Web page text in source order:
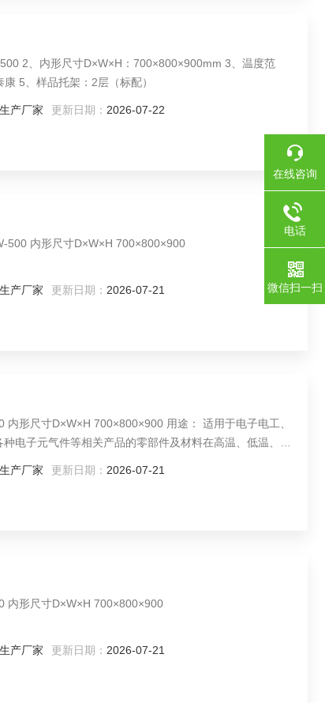
2、内形尺寸D×W×H：700×800×900mm 3、温度范
5、样品托架：2层（标配）
生产厂家 更新日期： 2026-07-22
格（单位:mm）： 型号 GDW-500 内形尺寸D×W×H 700×800×900
生产厂家 更新日期： 2026-07-21
700×800×900 用途： 适用于电子电工、
电子元气件等相关产品的零部件及材料在高温、低温、恒
生产厂家 更新日期： 2026-07-21
高低温试验箱规格（单位:mm）： 型号 GDW-500 内形尺寸D×W×H 700×800×900
生产厂家 更新日期： 2026-07-21
在线咨询
电话
微信扫一扫